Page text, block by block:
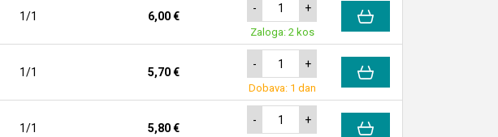
1/1 6,00 €
- +
Zaloga: 2 kos
1/1 5,70 €
- +
Dobava: 1 dan
1/1 5,80 €
- +